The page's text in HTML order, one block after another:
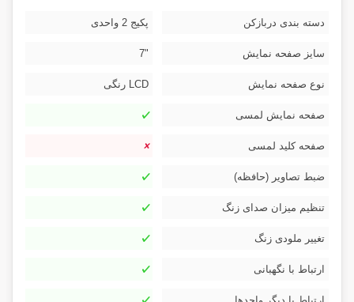
دسته بندی دربازکن پکیج 2 واحدی
سایز صفحه نمایش "7
نوع صفحه نمایش LCD رنگی
صفحه نمایش لمسی
صفحه کلید لمسی
ضبط تصاویر (حافظه)
تنظیم میزان صدای زنگ
تغییر ملودی زنگ
ارتباط با نگهبانی